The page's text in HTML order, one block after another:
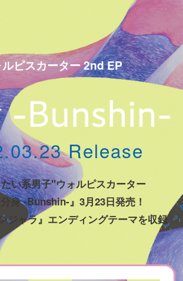
ピスカーター 2nd EP
Release
い系男子"ウォルピスカーター
身 -Bunshin-』3月23日発売！
ジャラ』エンディングテーマを収録